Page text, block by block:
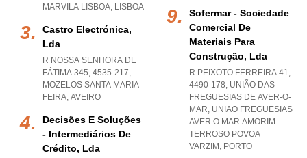
MARVILA LISBOA, LISBOA
Castro Electrónica,
Lda
R NOSSA SENHORA DE
FÁTIMA 345, 4535-217,
MOZELOS SANTA MARIA
FEIRA, AVEIRO
Decisões E Soluções
- Intermediários De
Crédito, Lda
Sofermar - Sociedade
Comercial De
Materiais Para
Construção, Lda
R PEIXOTO FERREIRA 41,
4490-178, UNIÃO DAS
FREGUESIAS DE AVER-O-
MAR, UNIAO FREGUESIAS
AVER O MAR AMORIM
TERROSO POVOA
VARZIM , PORTO